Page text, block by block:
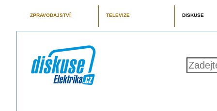
ZPRAVODAJSTVÍ TELEVIZE DISKUSE